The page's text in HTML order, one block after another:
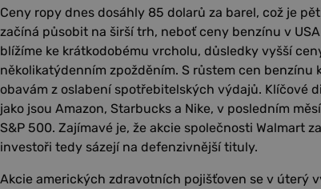
Ceny ropy dnes dosáhly 85 dolarů za barel, což je
začíná působit na širší trh, neboť ceny benzínu v
blížíme ke krátkodobému vrcholu, důsledky vyšší
několikatýdenním zpožděním. S růstem cen benzínu
obavám z oslabení spotřebitelských výdajů. Klíčové
jako jsou Amazon, Starbucks a Nike, v posledním
S&P 500. Zajímavé je, že akcie společnosti Walmart
investoři tedy sázejí na defenzivnější tituly.
Akcie amerických zdravotních pojišťoven se v úterý